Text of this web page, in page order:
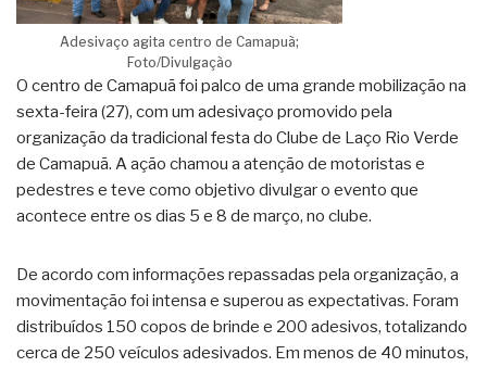
Adesivaço agita centro de Camapuã;
Foto/Divulgação
O centro de Camapuã foi palco de uma grande mobilização na
sexta-feira (27), com um adesivaço promovido pela
organização da tradicional festa do Clube de Laço Rio Verde
de Camapuã. A ação chamou a atenção de motoristas e
pedestres e teve como objetivo divulgar o evento que
acontece entre os dias 5 e 8 de março, no clube.
De acordo com informações repassadas pela organização, a
movimentação foi intensa e superou as expectativas. Foram
distribuídos 150 copos de brinde e 200 adesivos, totalizando
cerca de 250 veículos adesivados. Em menos de 40 minutos,